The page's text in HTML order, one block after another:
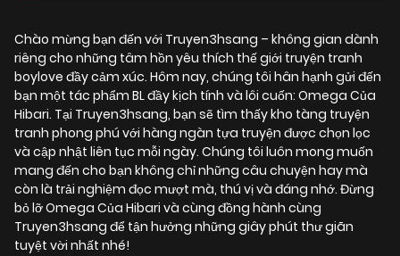
Chào mừng bạn đến với Truyen3hsang – không gian dành
riêng cho những tâm hồn yêu thích thế giới truyện tranh
boylove đầy cảm xúc. Hôm nay, chúng tôi hân hạnh gửi đến
bạn một tác phẩm BL đầy kịch tính và lôi cuốn: Omega Của
Hibari. Tại Truyen3hsang, bạn sẽ tìm thấy kho tàng truyện
tranh phong phú với hàng ngàn tựa truyện được chọn lọc
và cập nhật liên tục mỗi ngày. Chúng tôi luôn mong muốn
mang đến cho bạn không chỉ những câu chuyện hay mà
còn là trải nghiệm đọc mượt mà, thú vị và đáng nhớ. Đừng
bỏ lỡ Omega Của Hibari và cùng đồng hành cùng
Truyen3hsang để tận hưởng những giây phút thư giãn
tuyệt vời nhất nhé!